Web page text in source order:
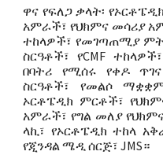
ዋና የፍለጋ ቃላት፡
አምራች፣ የህክምና መሳሪያ
ተከላዎች፣ የመገጣጠሚያ
ስርዓቶች፣ የCMF
በባትሪ የሚሰሩ የቀዶ
ስርዓቶች፣ የመልሶ
ኦርቶፔዲክ ምርቶች፣
አምራች፣ የግል መለያ
ላኪ፣ የኦርቶፔዲክ ተከላ
የጂንዳል ሜዲ ሰርጅ፣ JMS።